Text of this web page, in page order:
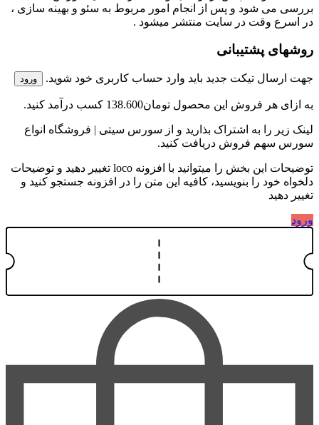
بررسی می شود و پس از انجام امور مربوط به سئو و بهینه سازی ،
در اسرع وقت در سایت منتشر میشود .
روشهای پشتیبانی
جهت ارسال تیکت جدید باید وارد حساب کاربری خود شوید. ورود
به ازای هر فروش این محصول تومان138.600 کسب درآمد کنید.
لینک زیر را به اشتراک بذارید و از سورس سیتی | فروشگاه انواع
سورس سهم فروش دریافت کنید.
توضیحات این بخش را میتوانید با افزونه loco تغییر دهید و توضیحات
دلخواه خود را بنویسید، کافیه این متن را در افزونه جستجو کنید و
تغییر دهید
ورود